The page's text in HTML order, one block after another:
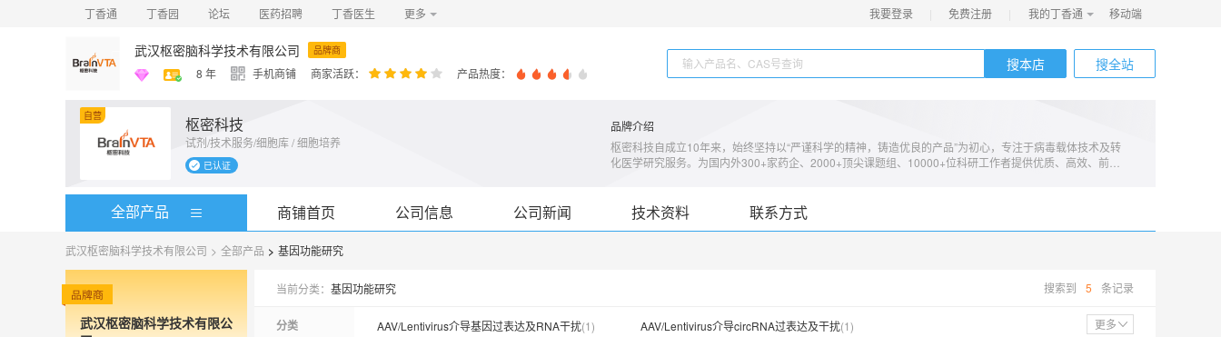
丁香通 丁香园 论坛 医药招聘 丁香医生 更多 我要登录 免费注册 我的丁香通 移动端
武汉枢密脑科学技术有限公司 品牌商
8 年 手机商铺 商家活跃： 产品热度：
搜本店 搜全站
自营 枢密科技
试剂/技术服务/细胞库 / 细胞培养
已认证
品牌介绍
枢密科技自成立10年来，始终坚持以“严谨科学的精神，铸造优良的产品”为初心，专注于病毒载体技术及转
化医学研究服务。为国内外300+家药企、2000+顶尖课题组、10000+位科研工作者提供优质、高效、前沿
获得了一线研究人员的高度认可。枢密所属集团公司劲帆生物医药致力于开发大规模病毒载体制备及递送技
术，为药企提供基因治疗研究和药物、核心技术开发及制备服务。目标是构筑具有全球竞争力的基因治疗药
全部产品 商铺首页 公司信息 公司新闻 技术资料 联系方式
武汉枢密脑科学技术有限公司 > 全部产品 > 基因功能研究
武汉枢密脑科学技术有限公
当前分类： 基因功能研究 搜索到 5 条记录
分类 AAV/Lentivirus介导基因过表达及RNA干扰(1) AAV/Lentivirus介导circRNA过表达及干扰(1)